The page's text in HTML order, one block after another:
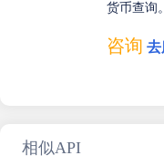
货币查询
咨询 去
相似API